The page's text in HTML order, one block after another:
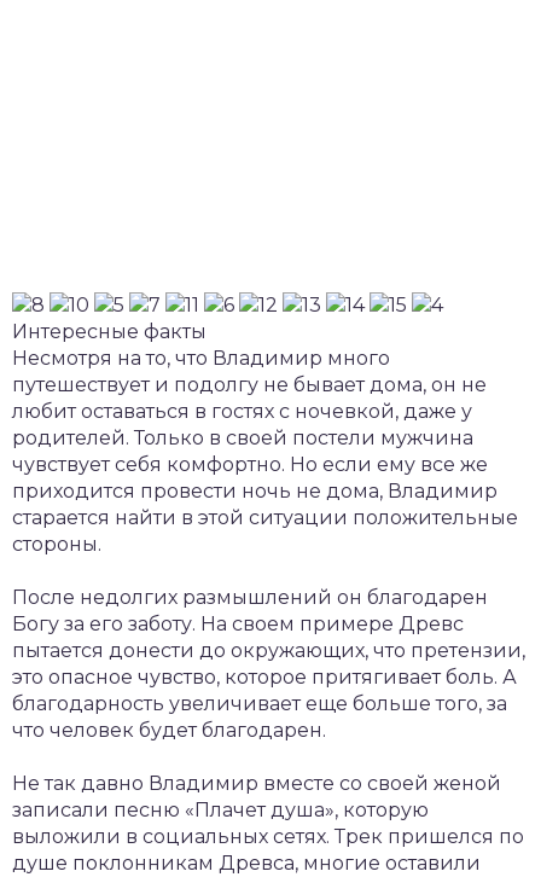
Интересные факты
Несмотря на то, что Владимир много
путешествует и подолгу не бывает дома, он не
любит оставаться в гостях с ночевкой, даже у
родителей. Только в своей постели мужчина
чувствует себя комфортно. Но если ему все же
приходится провести ночь не дома, Владимир
старается найти в этой ситуации положительные
стороны.
После недолгих размышлений он благодарен
Богу за его заботу. На своем примере Древс
пытается донести до окружающих, что претензии,
это опасное чувство, которое притягивает боль. А
благодарность увеличивает еще больше того, за
что человек будет благодарен.
Не так давно Владимир вместе со своей женой
записали песню «Плачет душа», которую
выложили в социальных сетях. Трек пришелся по
душе поклонникам Древса, многие оставили